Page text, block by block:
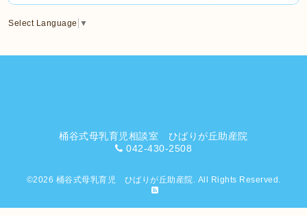
Select Language ▼
桶谷式母乳育児相談室 ひばりが丘助産院
042-430-2508
©2026 桶谷式母乳育児 ひばりが丘助産院. All Rights Reserved.